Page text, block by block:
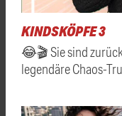
KINDSKÖPFE 3
😂🎬 Sie sind
legendäre Chaos-